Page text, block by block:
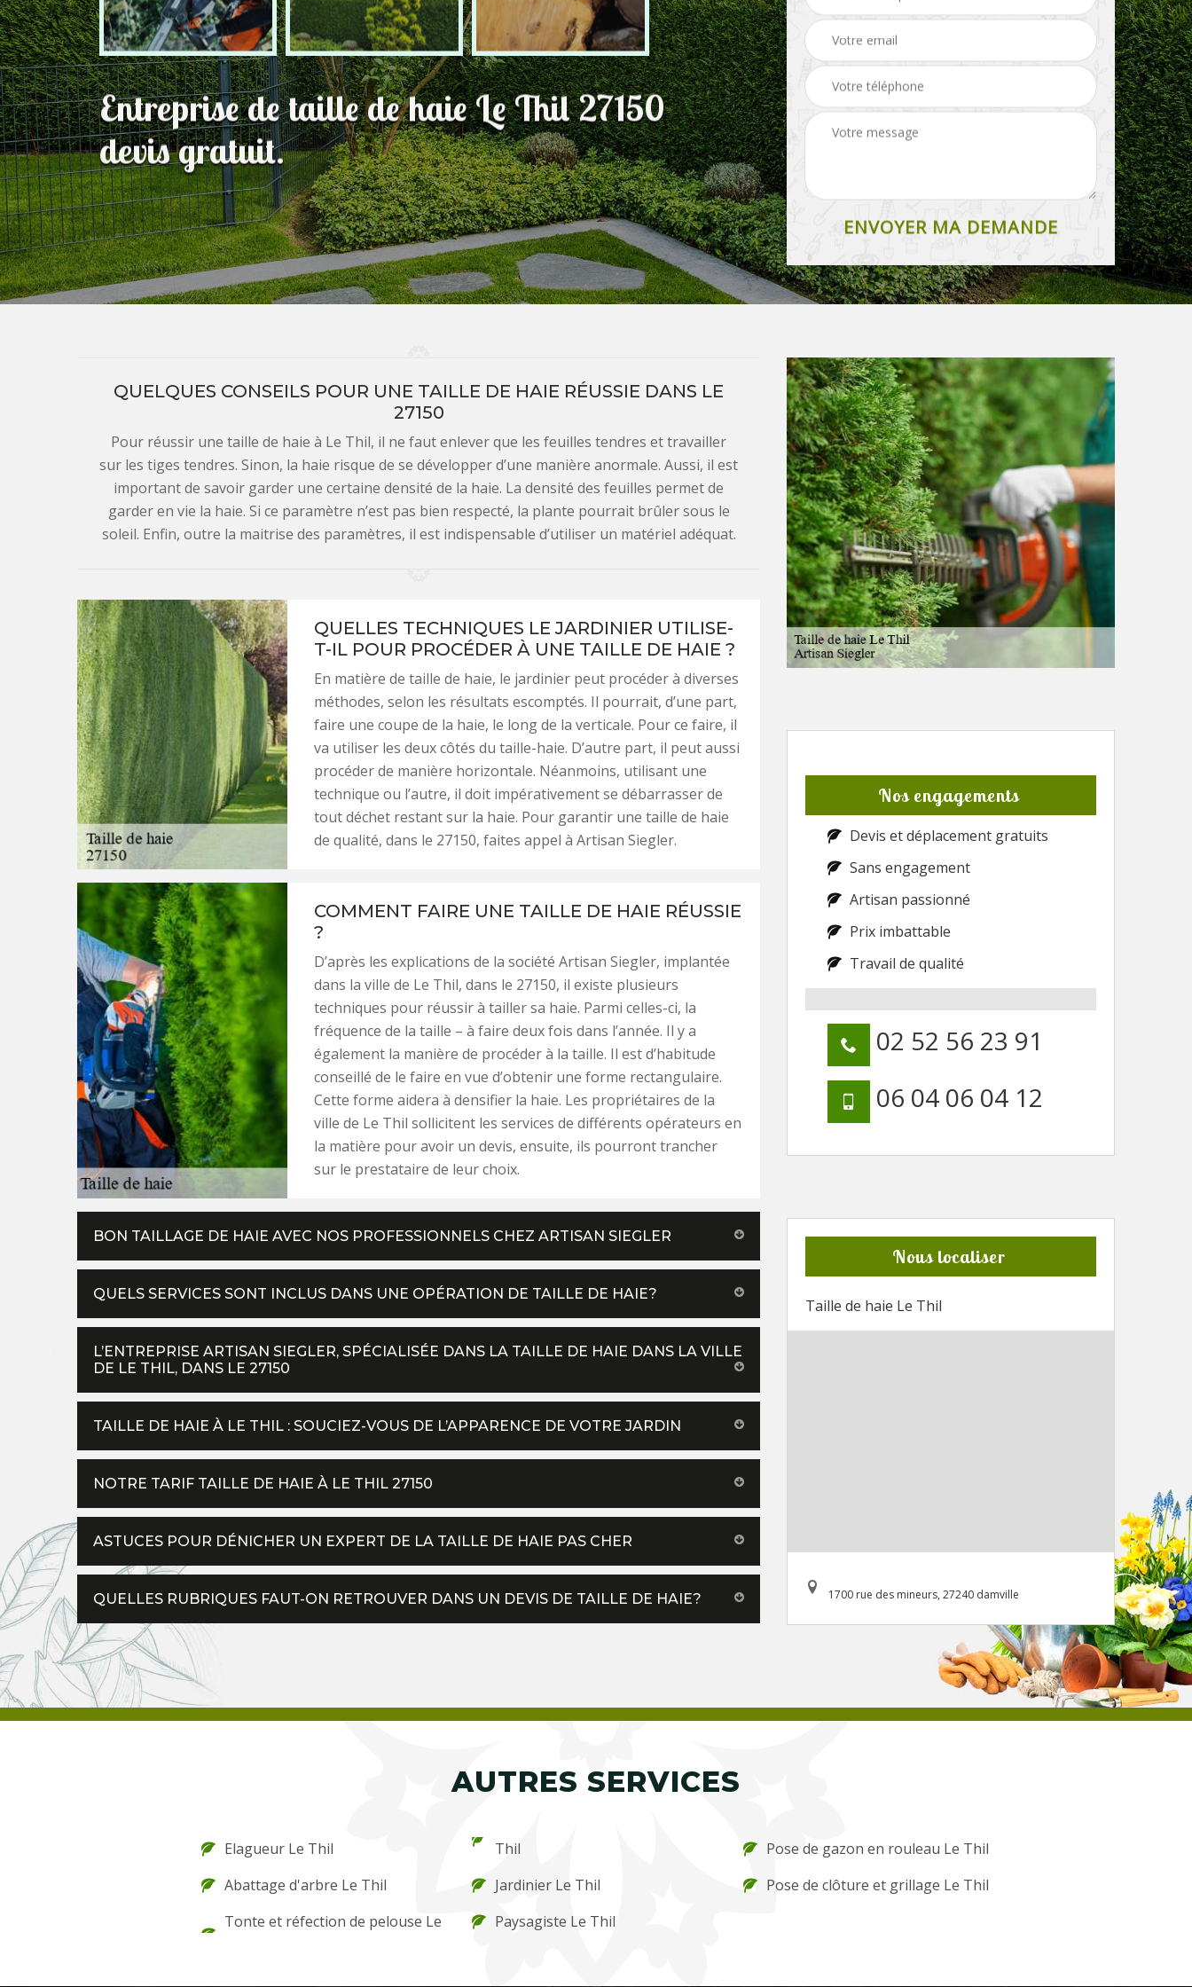
Entreprise de taille de haie Le Thil 27150
devis gratuit.
QUELQUES CONSEILS POUR UNE TAILLE DE HAIE RÉUSSIE DANS LE
27150
Pour réussir une taille de haie à Le Thil, il ne faut enlever que les feuilles tendres et travailler
sur les tiges tendres. Sinon, la haie risque de se développer d’une manière anormale. Aussi, il est
important de savoir garder une certaine densité de la haie. La densité des feuilles permet de
garder en vie la haie. Si ce paramètre n’est pas bien respecté, la plante pourrait brûler sous le
soleil. Enfin, outre la maitrise des paramètres, il est indispensable d’utiliser un matériel adéquat.
QUELLES TECHNIQUES LE JARDINIER UTILISE-
T-IL POUR PROCÉDER À UNE TAILLE DE HAIE ?
En matière de taille de haie, le jardinier peut procéder à diverses
méthodes, selon les résultats escomptés. Il pourrait, d’une part,
faire une coupe de la haie, le long de la verticale. Pour ce faire, il
va utiliser les deux côtés du taille-haie. D’autre part, il peut aussi
procéder de manière horizontale. Néanmoins, utilisant une
technique ou l’autre, il doit impérativement se débarrasser de
tout déchet restant sur la haie. Pour garantir une taille de haie
de qualité, dans le 27150, faites appel à Artisan Siegler.
COMMENT FAIRE UNE TAILLE DE HAIE RÉUSSIE
?
D’après les explications de la société Artisan Siegler, implantée
dans la ville de Le Thil, dans le 27150, il existe plusieurs
techniques pour réussir à tailler sa haie. Parmi celles-ci, la
fréquence de la taille – à faire deux fois dans l’année. Il y a
également la manière de procéder à la taille. Il est d’habitude
conseillé de le faire en vue d’obtenir une forme rectangulaire.
Cette forme aidera à densifier la haie. Les propriétaires de la
ville de Le Thil sollicitent les services de différents opérateurs en
la matière pour avoir un devis, ensuite, ils pourront trancher
sur le prestataire de leur choix.
BON TAILLAGE DE HAIE AVEC NOS PROFESSIONNELS CHEZ ARTISAN SIEGLER
QUELS SERVICES SONT INCLUS DANS UNE OPÉRATION DE TAILLE DE HAIE?
L’ENTREPRISE ARTISAN SIEGLER, SPÉCIALISÉE DANS LA TAILLE DE HAIE DANS LA VILLE
DE LE THIL, DANS LE 27150
TAILLE DE HAIE À LE THIL : SOUCIEZ-VOUS DE L’APPARENCE DE VOTRE JARDIN
NOTRE TARIF TAILLE DE HAIE À LE THIL 27150
ASTUCES POUR DÉNICHER UN EXPERT DE LA TAILLE DE HAIE PAS CHER
QUELLES RUBRIQUES FAUT-ON RETROUVER DANS UN DEVIS DE TAILLE DE HAIE?
Nos engagements
Devis et déplacement gratuits
Sans engagement
Artisan passionné
Prix imbattable
Travail de qualité
02 52 56 23 91
06 04 06 04 12
Nous localiser
Taille de haie Le Thil
1700 rue des mineurs, 27240 damville
AUTRES SERVICES
Elagueur Le Thil
Abattage d'arbre Le Thil
Tonte et réfection de pelouse Le
Thil
Jardinier Le Thil
Paysagiste Le Thil
Pose de gazon en rouleau Le Thil
Pose de clôture et grillage Le Thil